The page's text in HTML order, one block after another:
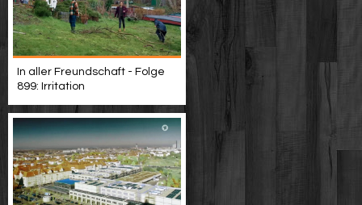
In aller Freundschaft - Folge
899: Irritation